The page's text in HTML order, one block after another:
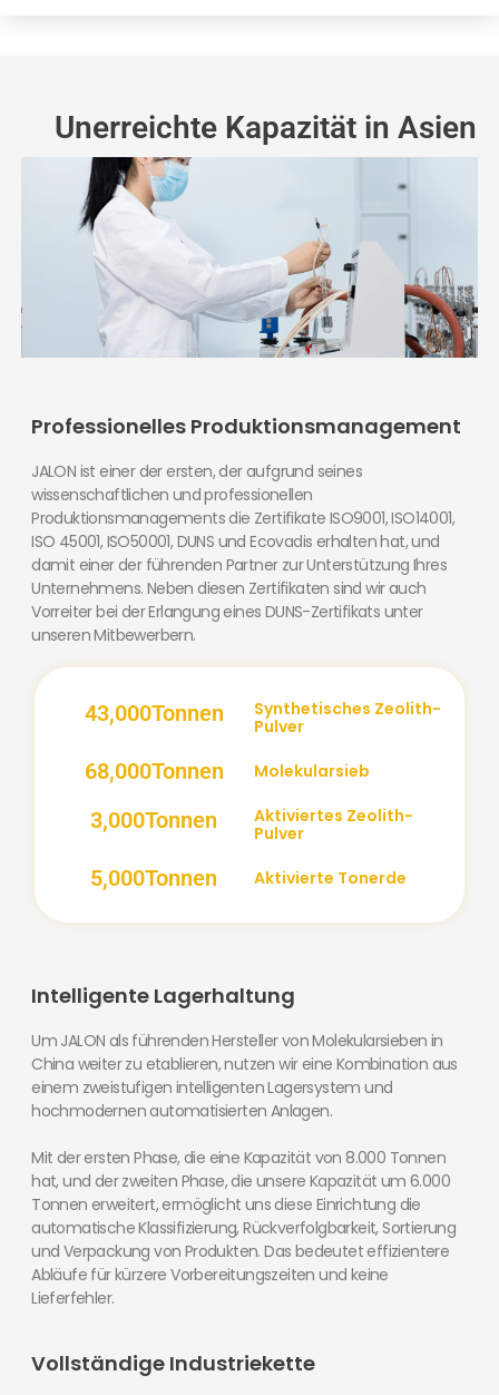
Unerreichte Kapazität in Asien
Professionelles Produktionsmanagement
JALON ist einer der ersten, der aufgrund seines
wissenschaftlichen und professionellen
Produktionsmanagements die Zertifikate ISO9001, ISO14001,
ISO 45001, ISO50001, DUNS und Ecovadis erhalten hat, und
damit einer der führenden Partner zur Unterstützung Ihres
Unternehmens. Neben diesen Zertifikaten sind wir auch
Vorreiter bei der Erlangung eines DUNS-Zertifikats unter
unseren Mitbewerbern.
Synthetisches Zeolith-
Pulver
43,000Tonnen
Molekularsieb
68,000Tonnen
Aktiviertes Zeolith-
Pulver
3,000Tonnen
Aktivierte Tonerde
5,000Tonnen
Intelligente Lagerhaltung
Um JALON als führenden Hersteller von Molekularsieben in
China weiter zu etablieren, nutzen wir eine Kombination aus
einem zweistufigen intelligenten Lagersystem und
hochmodernen automatisierten Anlagen.
Mit der ersten Phase, die eine Kapazität von 8.000 Tonnen
hat, und der zweiten Phase, die unsere Kapazität um 6.000
Tonnen erweitert, ermöglicht uns diese Einrichtung die
automatische Klassifizierung, Rückverfolgbarkeit, Sortierung
und Verpackung von Produkten. Das bedeutet effizientere
Abläufe für kürzere Vorbereitungszeiten und keine
Lieferfehler.
Vollständige Industriekette